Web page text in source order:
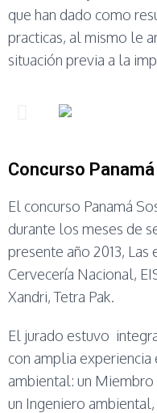
que han dado como
practicas, al mismo le
situación previa a la
Concurso
El concurso Panamá
durante los meses de
presente año 2013, Las
Cervecería Nacional,
Xandri, Tetra Pak.
El jurado estuvo
con amplia
ambiental: un
un Ingeniero